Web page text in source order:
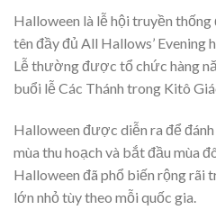
Halloween là lễ hội truyền
tên đầy đủ All Hallows’ Evening
Lễ thường được tổ chức hàng
buổi lễ Các Thánh trong Kitô
Halloween được diễn ra để
mùa thu hoạch và bắt đầu mùa
Halloween đã phổ biến rộng rãi
lớn nhỏ tùy theo mỗi quốc gia.